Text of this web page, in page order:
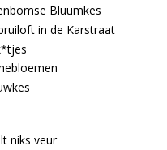
Bluumkes
in de Karstraat
niks veur